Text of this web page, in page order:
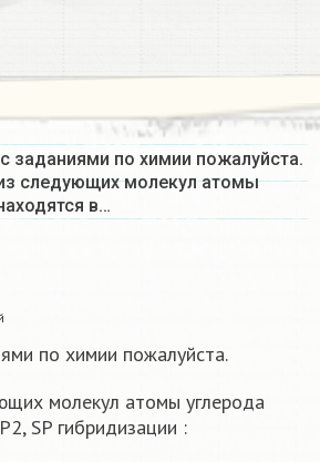
заданиями по химии пожалуйста.
следующих молекул атомы
в…
по химии пожалуйста.
молекул атомы углерода
SP гибридизации :